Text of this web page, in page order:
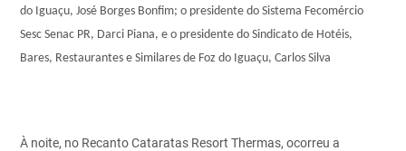
do Iguaçu, José Borges Bonfim; o presidente do Sistema Fecomércio
Sesc Senac PR, Darci Piana, e o presidente do Sindicato de Hotéis,
Bares, Restaurantes e Similares de Foz do Iguaçu, Carlos Silva
À noite, no Recanto Cataratas Resort Thermas, ocorreu a